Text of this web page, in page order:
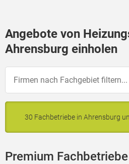
Angebote von
Ahrensburg einholen
30 Fachbetriebe in Ahrensburg
Premium